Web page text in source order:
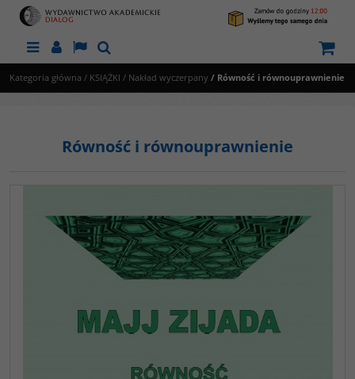
MenuPanelLangSzukaj
Kategoria główna / KSIĄŻKI / Nakład wyczerpany / Równość i równouprawnienie
Równość i równouprawnienie